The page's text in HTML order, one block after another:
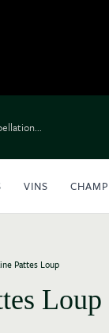
VINS
Pattes Loup
Loup